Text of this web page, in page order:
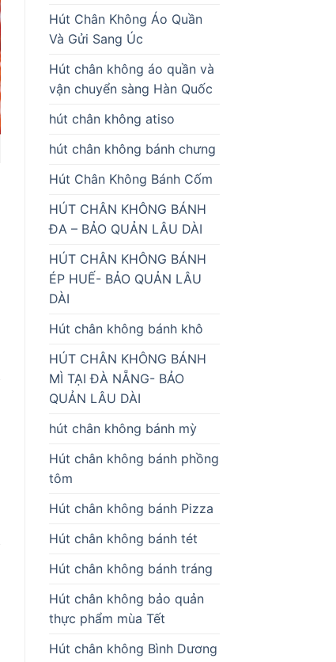
Hút Chân Không Áo Quần
Và Gửi Sang Úc
Hút chân không áo quần và
vận chuyển sàng Hàn Quốc
hút chân không atiso
hút chân không bánh chưng
Hút Chân Không Bánh Cốm
HÚT CHÂN KHÔNG BÁNH
ĐA – BẢO QUẢN LÂU DÀI
HÚT CHÂN KHÔNG BÁNH
ÉP HUẾ- BẢO QUẢN LÂU
DÀI
Hút chân không bánh khô
HÚT CHÂN KHÔNG BÁNH
MÌ TẠI ĐÀ NẴNG- BẢO
QUẢN LÂU DÀI
hút chân không bánh mỳ
Hút chân không bánh phồng
tôm
Hút chân không bánh Pizza
Hút chân không bánh tét
Hút chân không bánh tráng
Hút chân không bảo quản
thực phẩm mùa Tết
Hút chân không Bình Dương